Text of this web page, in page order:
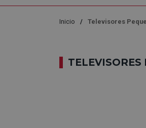
Inicio Televisores
TELEVISORES